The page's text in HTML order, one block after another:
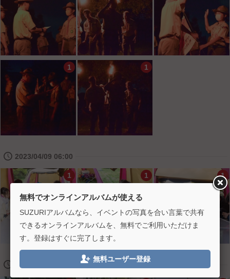
1 1
🕔 2023/04/09 06:00
1 1 1
🕔 2023/04/09 07:00
無料でオンラインアルバムが使える
SUZURIアルバムなら、イベントの写真を合い言葉で共有
できるオンラインアルバムを、無料でご利用いただけま
す。登録はすぐに完了します。
 無料ユーザー登録